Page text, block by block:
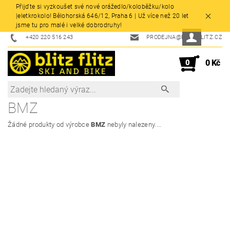
Přijďte si vyzkoušet své nové orážedlo/koloběžku/kolo
|eletkrokolo! Bělohorská 646/12, Praha 6 | Už více než 20 let
jsme tu pro malé i velké dobrodruhy!
+420 220 516 243 PRODEJNA@BLITZFLITZ.CZ
0 0 Kč
BMZ
Žádné produkty od výrobceBMZ nebyly nalezeny....